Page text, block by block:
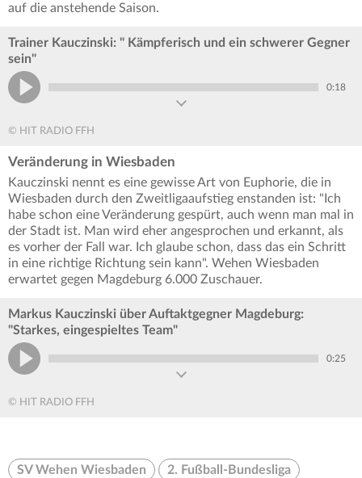
auf die anstehende Saison.
Trainer Kauczinski: " Kämpferisch und ein schwerer Gegner
sein"
0:18
© HIT RADIO FFH
Veränderung in Wiesbaden
Kauczinski nennt es eine gewisse Art von Euphorie, die in
Wiesbaden durch den Zweitligaaufstieg enstanden ist: "Ich
habe schon eine Veränderung gespürt, auch wenn man mal in
der Stadt ist. Man wird eher angesprochen und erkannt, als
es vorher der Fall war. Ich glaube schon, dass das ein Schritt
in eine richtige Richtung sein kann". Wehen Wiesbaden
erwartet gegen Magdeburg 6.000 Zuschauer.
Markus Kauczinski über Auftaktgegner Magdeburg:
"Starkes, eingespieltes Team"
0:25
© HIT RADIO FFH
SV Wehen Wiesbaden 2. Fußball-Bundesliga